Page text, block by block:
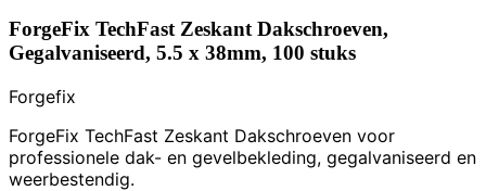
ForgeFix TechFast Zeskant Dakschroeven,
Gegalvaniseerd, 5.5 x 38mm, 100 stuks
Forgefix
ForgeFix TechFast Zeskant Dakschroeven voor
professionele dak- en gevelbekleding, gegalvaniseerd en
weerbestendig.